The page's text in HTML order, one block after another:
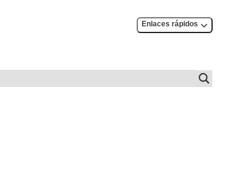
Enlaces rápidos